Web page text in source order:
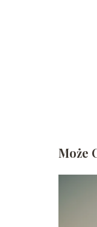
Może